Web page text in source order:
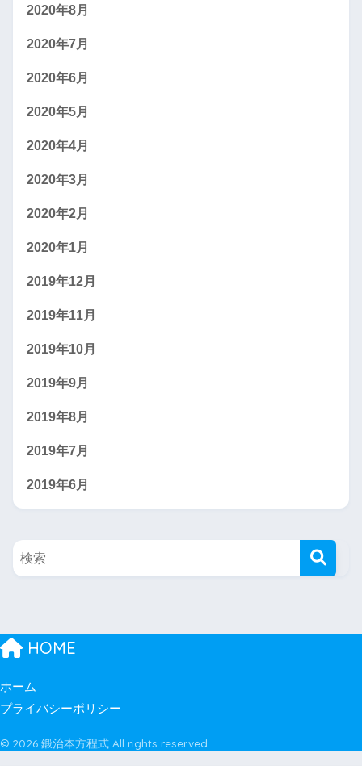
2020年8月
2020年7月
2020年6月
2020年5月
2020年4月
2020年3月
2020年2月
2020年1月
2019年12月
2019年11月
2019年10月
2019年9月
2019年8月
2019年7月
2019年6月
HOME
ホーム
プライバシーポリシー
© 2026 鍛治本方程式 All rights reserved.